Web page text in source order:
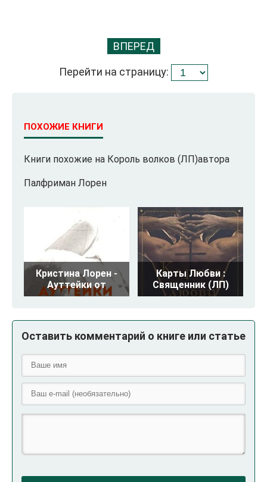
ВПЕРЕД
Перейти на страницу:
ПОХОЖИЕ КНИГИ
Книги похожие на Король волков (ЛП)автора
Палфриман Лорен
Кристина Лорен -
Ауттейки от
Карты Любви :
Священник (ЛП)
Оставить комментарий о книге или статье